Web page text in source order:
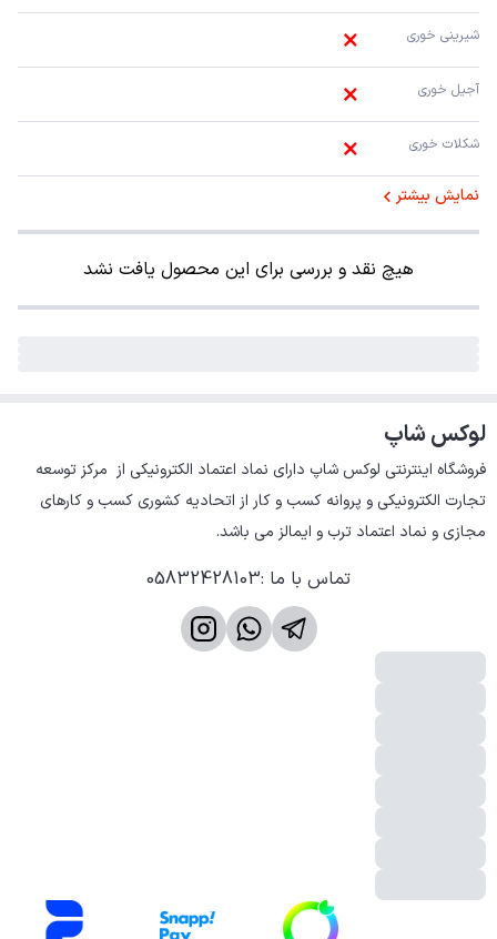
شیرینی خوری
آجیل خوری
شکلات خوری
نمایش بیشتر
هیچ نقد و بررسی برای این محصول یافت نشد
لوکس شاپ
مجازی و نماد اعتماد ترب و ایمالز می باشد.
تماس با ما :
05832428103